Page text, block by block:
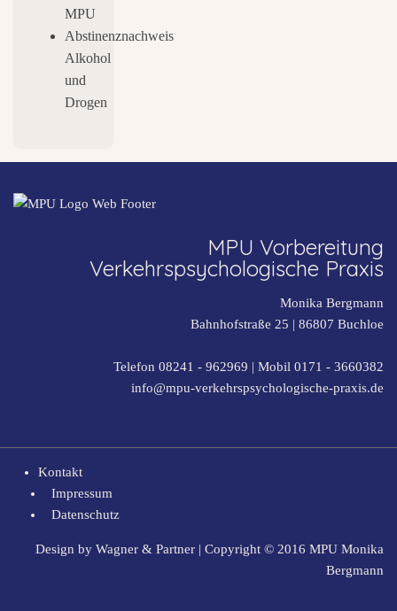
MPU
Abstinenznachweis
Alkohol
und
Drogen
MPU Vorbereitung
Verkehrspsychologische Praxis
Monika Bergmann
Bahnhofstraße 25 | 86807 Buchloe
Telefon 08241 - 962969 | Mobil 0171 - 3660382
info@mpu-verkehrspsychologische-praxis.de
Kontakt
Impressum
Datenschutz
Design by Wagner & Partner | Copyright © 2016 MPU Monika
Bergmann